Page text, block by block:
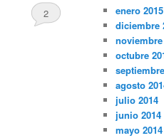
2
enero 2015
diciembre
noviembre
octubre
agosto
julio 2014
junio 2014
mayo 2014